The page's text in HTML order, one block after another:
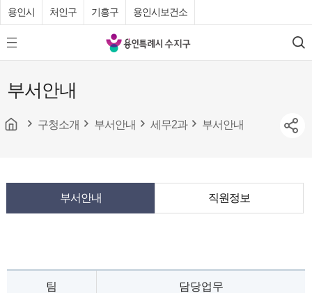
용인시 처인구 기흥구 용인시보건소
모
바
메
뉴
튼
용
인
수
청
검
색
부서안내
구청소개 부서안내 세무2과 부서안내
부서안내 직원정보
팀 담당업무